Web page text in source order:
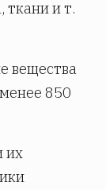
ткани и т.
вещества
850
их